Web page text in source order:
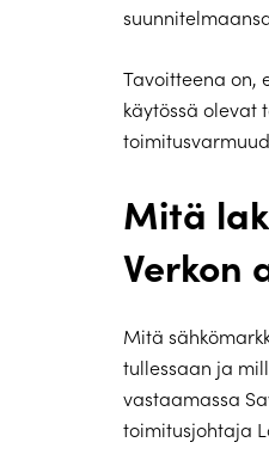
Tavoitteena on,
käytössä olevat
Mitä
Verkon
Mitä
tullessaan ja
vastaamassa
toimitusjohtaja